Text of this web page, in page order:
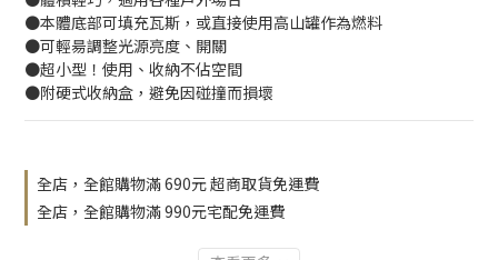
●本體底部可填充瓦斯，或直接使用高山罐作為燃料
●可輕昜調整光源亮度、開關
●超小型！使用、收納不佔空間
●附硬式收納盒，避免因碰撞而損壞
全店，全館購物滿 690元 超商取貨免運費
全店，全館購物滿 990元宅配免運費